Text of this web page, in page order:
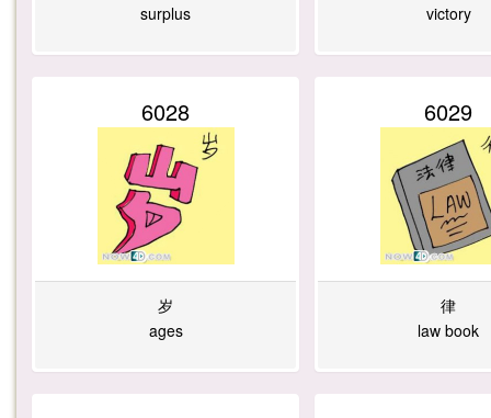
surplus
victory
6028
岁
ages
6029
律
law book